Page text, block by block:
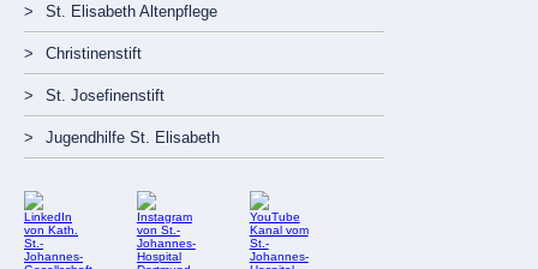
St. Elisabeth Altenpflege
Christinenstift
St. Josefinenstift
Jugendhilfe St. Elisabeth